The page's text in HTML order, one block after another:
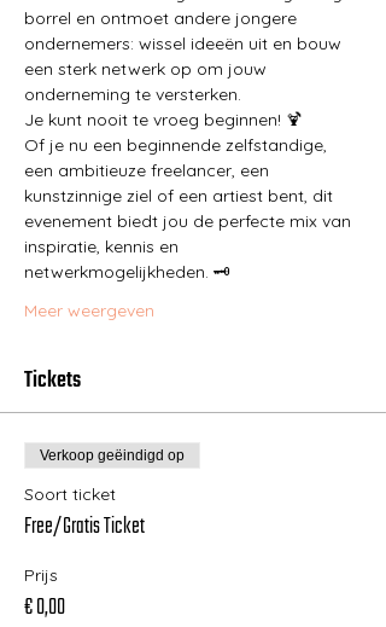
borrel en ontmoet andere jongere
ondernemers: wissel ideeën uit en bouw
een sterk netwerk op om jouw
onderneming te versterken.
Je kunt nooit te vroeg beginnen! 🍹
Of je nu een beginnende zelfstandige,
een ambitieuze freelancer, een
kunstzinnige ziel of een artiest bent, dit
evenement biedt jou de perfecte mix van
inspiratie, kennis en
netwerkmogelijkheden. 🗝️
Meer weergeven
Tickets
Verkoop geëindigd op
Soort ticket
Free/Gratis Ticket
Prijs
€ 0,00